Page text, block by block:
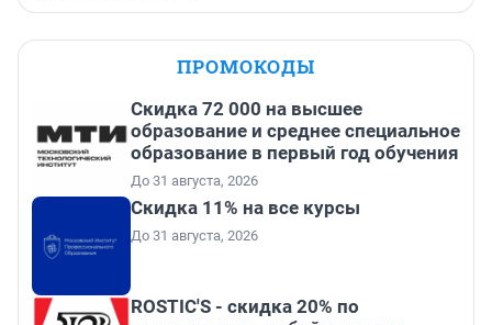
ПРОМОКОДЫ
Скидка 72 000 на высшее
образование и среднее специальное
образование в первый год обучения
До 31 августа, 2026
Скидка 11% на все курсы
До 31 августа, 2026
ROSTIC'S - скидка 20% по